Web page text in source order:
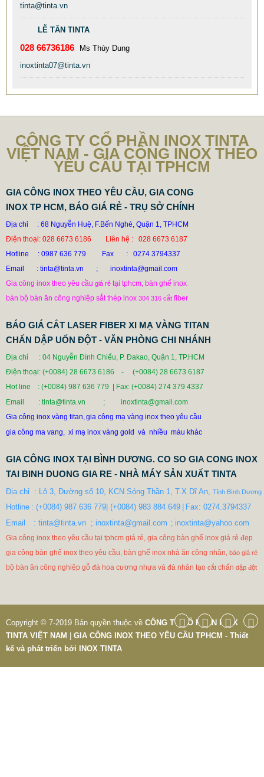
BÀN GHẾ NHÀ ĂN CÔNG NGHIỆP
0 VNĐ
Mã sản phẩm: BAN GHE NHA AN CONG NGHIEP
tinta@tinta.vn
LỄ TÂN TINTA
028 66736186
Ms Thùy Dung
inoxtinta07@tinta.vn
CÔNG TY CỔ PHẦN INOX TINTA
VIỆT NAM - GIA CÔNG INOX THEO
YÊU CẦU TẠI TPHCM
GIA CÔNG INOX THEO YÊU CẦU, GIA CONG
INOX TP HCM, BÁO GIÁ RẺ - TRỤ SỞ CHÍNH
Địa chỉ : 68 Nguyễn Huệ, F.Bến Nghé, Quận 1, TPHCM
Điện thoại: 028 6673 6186
Liên hệ : 028 6673 6187
Hotline
: 0987 636 779 Fax : 0274 3794337
Email
: tinta@tinta.vn ;
inoxtinta@gmail.com
Gia công inox theo yêu cầu giá rẻ tại tphcm, bàn ghế inox
bán bộ bàn ăn công nghiệp sắt thép inox 304 316 cắt fiber
BÁO GIÁ CẮT LASER FIBER XI MẠ VÀNG TITAN
CHẤN DẬP UỐN ĐỘT - VĂN PHÒNG CHI NHÁNH
Địa chỉ : 04 Nguyễn Đình Chiểu, P. Đakao, Quận 1, TP.HCM
Điện thoại: (+0084) 28 6673 6186 - (+0084) 28 6673 6187
Hot line
: (+0084) 987 636 779 | Fax: (+0084) 274 379 4337
Email
: tinta@tinta.vn ; inoxtinta@gmail.com
Gia công inox vàng titan, gia công mạ vàng inox theo yêu cầu
gia công ma vang, xi mạ inox vàng gold và nhiều màu khác
GIA CÔNG INOX TẠI BÌNH DƯƠNG. CO SO GIA CONG INOX
TAI BINH DUONG GIA RE - NHÀ MÁY SẢN XUẤT TINTA
Địa chỉ  : Lô 3, Đường số 10, KCN Sóng Thần 1, T.X Dĩ An, Tỉnh Bình Dương
Hotline : (+0084) 987 636 779| (+0084) 983 884 649 | Fax: 0274.3794337
Email
: tinta@tinta.vn  ; inoxtinta@gmail.com
  ;
inoxtinta@yahoo.com
Gia công inox theo yêu cầu tại tphcm giá rẻ, gia công bàn ghế inox giá rẻ đẹp
gia công bàn ghế inox theo yêu cầu, bàn ghế inox nhà ăn công nhân báo giá rẻ
bộ bàn ăn công nghiệp gỗ đá hoa cương nhựa và đá nhân tạo cắt chấn dập đột
Copyright © 7-2019 Bản quyền thuộc về CÔNG TY CỔ PHẦN INOX
TINTA VIỆT NAM | GIA CÔNG INOX THEO YÊU CẦU TPHCM - Thiết
kế và phát triển bởi INOX TINTA